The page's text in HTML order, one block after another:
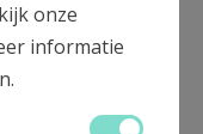
onze
informatie